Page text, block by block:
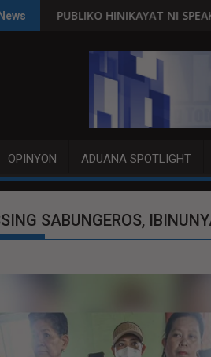
NI SPEAKER DY NA MAKILAHOK SA
OPINYON ADUANA SPOTLIGHT
SABUNGEROS,